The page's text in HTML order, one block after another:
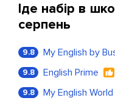
Іде набір в
серпень
9.8
9.8 English Prime
9.8 My English World